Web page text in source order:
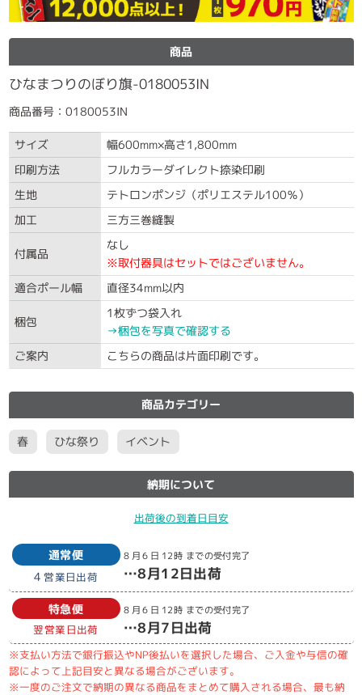
商品
ひなまつりのぼり旗-0180053IN
商品番号：0180053IN
サイズ
幅600mm×高さ1,800mm
印刷方法
フルカラーダイレクト捺染印刷
生地
テトロンポンジ（ポリエステル100％）
加工
三方三巻縫製
付属品
なし
※取付器具はセットではございません。
適合ポール幅
直径34mm以内
梱包
1枚ずつ袋入れ
→梱包を写真で確認する
ご案内
こちらの商品は片面印刷です。
商品カテゴリー
春 ひな祭り イベント
納期について
出荷後の到着日目安
通常便
4 営業日出荷
8月6日 12時 までの受付完了
…8月12日出荷
特急便
翌営業日出荷
8月6日 12時 までの受付完了
…8月7日出荷
※支払い方法で銀行振込やNP後払いを選択した場合、ご入金や与信の確
認によって上記目安と異なる場合がございます。
※一度のご注文で納期の異なる商品をまとめて購入される場合、最も納